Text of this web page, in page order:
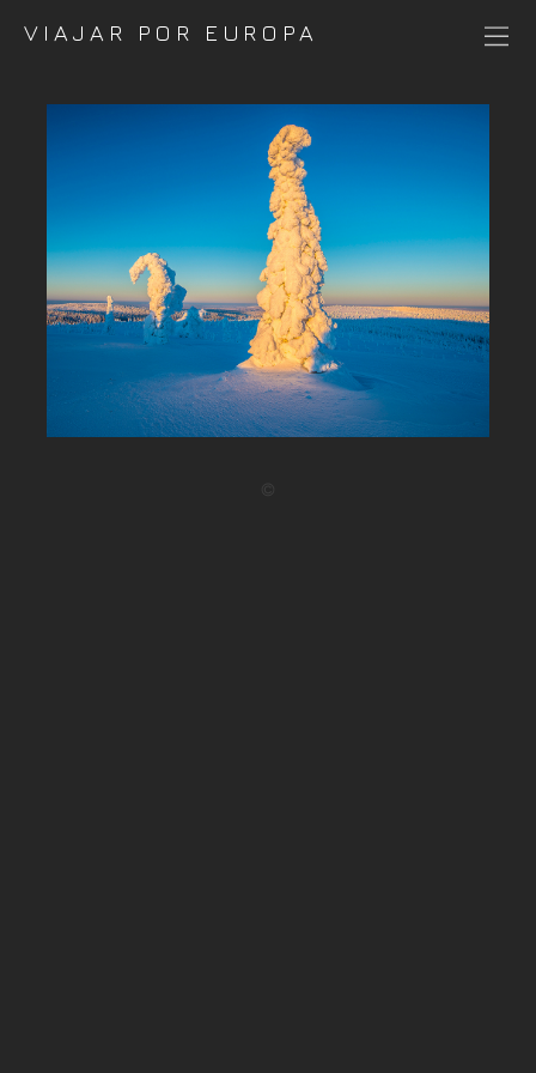
VIAJAR POR EUROPA